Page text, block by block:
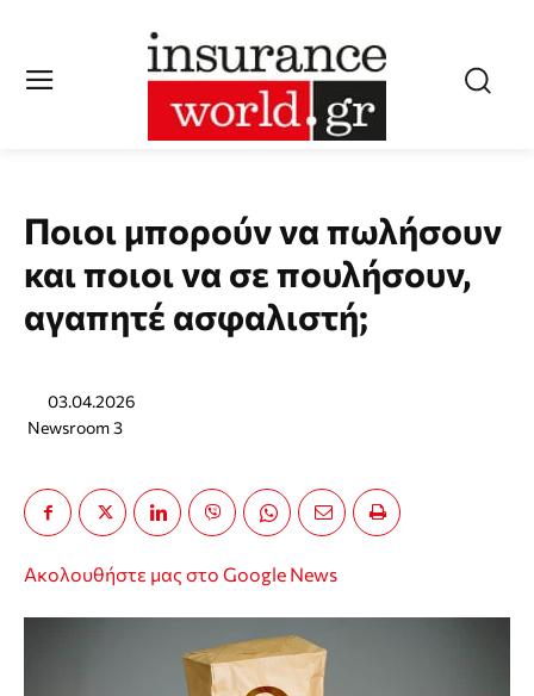
Ποιοι μπορούν να πωλήσουν
και ποιοι να σε πουλήσουν,
αγαπητέ ασφαλιστή;
03.04.2026
Newsroom 3
Ακολουθήστε μας στο Google News